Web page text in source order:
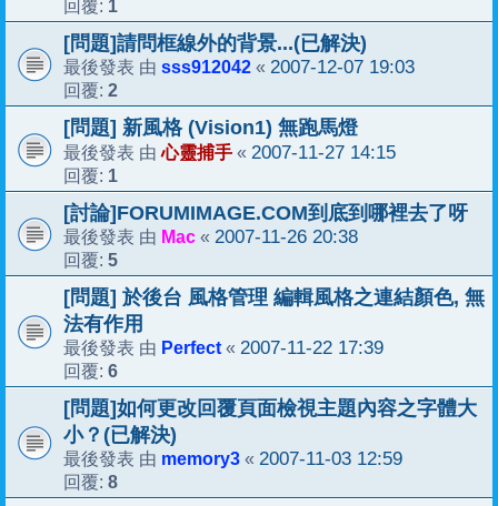
回覆: 1
[問題]請問框線外的背景...(已解決)
最後發表 由 sss912042 « 2007-12-07 19:03
回覆: 2
[問題] 新風格 (Vision1) 無跑馬燈
最後發表 由心靈捕手 « 2007-11-27 14:15
回覆: 1
[討論]FORUMIMAGE.COM到底到哪裡去了呀
最後發表 由 Mac « 2007-11-26 20:38
回覆: 5
[問題] 於後台 風格管理 編輯風格之連結顏色, 無
法有作用
最後發表 由 Perfect « 2007-11-22 17:39
回覆: 6
[問題]如何更改回覆頁面檢視主題內容之字體大
小？(已解決)
最後發表 由 memory3 « 2007-11-03 12:59
回覆: 8